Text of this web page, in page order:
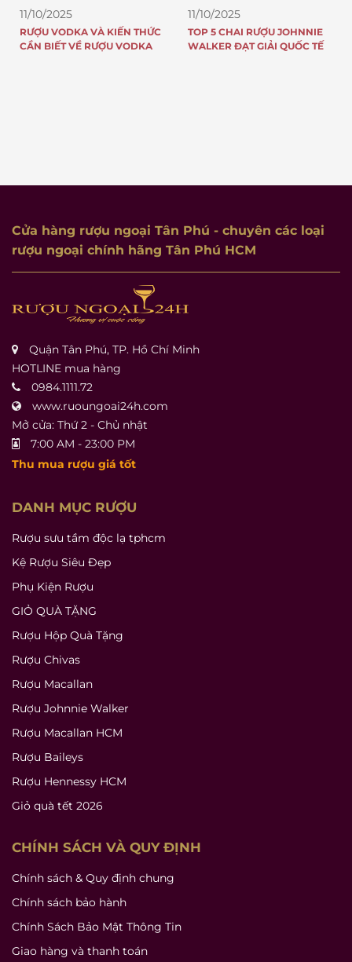
11/10/2025
TOP 5 CHAI RƯỢU JOHNNIE
WALKER ĐẠT GIẢI QUỐC TẾ
11/10/2025
8 LÝ DO TẠI SAO RƯỢU
JOHNNIE WALKER NỔI
Cửa hàng rượu ngoại Tân Phú - chuyên các loại
rượu ngoại chính hãng Tân Phú HCM
Quận Tân Phú, TP. Hồ Chí Minh
HOTLINE mua hàng
0984.1111.72
www.ruoungoai24h.com
Mở cửa: Thứ 2 - Chủ nhật
7:00 AM - 23:00 PM
Thu mua rượu giá tốt
DANH MỤC RƯỢU
Rượu sưu tầm độc lạ tphcm
Kệ Rượu Siêu Đẹp
Phụ Kiện Rượu
GIỎ QUÀ TẶNG
Rượu Hộp Quà Tặng
Rượu Chivas
Rượu Macallan
Rượu Johnnie Walker
Rượu Macallan HCM
Rượu Baileys
Rượu Hennessy HCM
Giỏ quà tết 2026
CHÍNH SÁCH VÀ QUY ĐỊNH
Chính sách & Quy định chung
Chính sách bảo hành
Chính Sách Bảo Mật Thông Tin
Giao hàng và thanh toán